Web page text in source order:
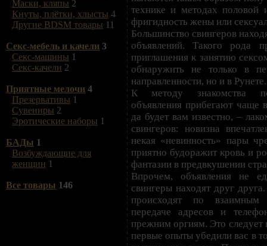
Маски, кляпы 2
Кнуты, плётки, хлысты 4
Другие BDSM товары 11
Секс-мебель и качели 3
Секс-машины 1
Секс-качели 2
Приятные мелочи 4
Презервативы 1
Сувениры 2
Эротические наборы 1
БАДы 1
Возбуждающие для
женщин 1
Все товары 146
технике и методах половой
фригидность жены или
Большинство свингеров
объявлений. Такого рода
приглашения к занятию
обнаружить не только в
направленности, но и в Рунете.
К методу знакомства
объявления прибегают чаще
да будет вам известно, –
свингеров: новизна
некая «невинность» пары
приятно будоражит кровь и
фантазии в предвкушении
Впрочем, объявления не
свингеры находят друг
происходят по взаимным
передаче адресов и
прежним оргиям. Это следует
первые опыты убедили вас в